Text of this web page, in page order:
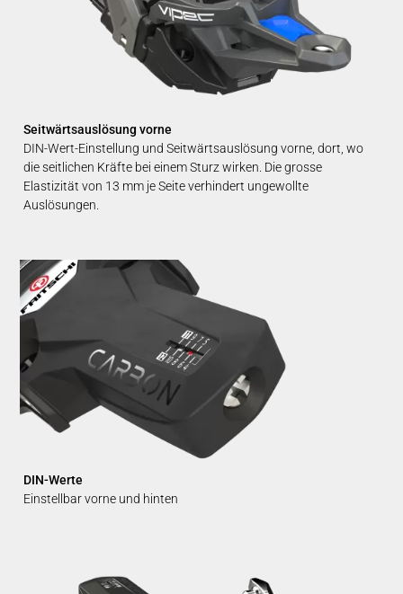
Seitwärtsauslösung vorne
DIN-Wert-Einstellung und Seitwärtsauslösung vorne, dort, wo
die seitlichen Kräfte bei einem Sturz wirken. Die grosse
Elastizität von 13 mm je Seite verhindert ungewollte
Auslösungen.
DIN-Werte
Einstellbar vorne und hinten